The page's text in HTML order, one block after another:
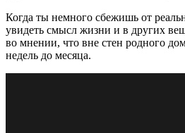
Когда ты немного сбежишь от
увидеть смысл жизни и в других
во мнении, что вне стен родного
недель до месяца.